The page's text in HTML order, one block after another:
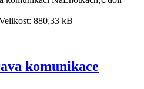
880,33 kB
komunikace